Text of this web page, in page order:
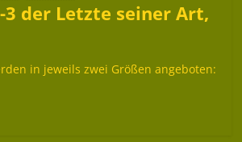
3 der Letzte seiner Art,
in jeweils zwei Größen angeboten: